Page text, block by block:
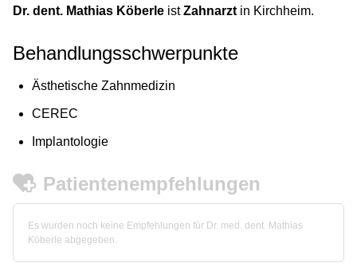
Dr. dent. Mathias Köberle istZahnarzt in Kirchheim.
Behandlungsschwerpunkte
Ästhetische Zahnmedizin
CEREC
Implantologie
Patientenempfehlungen
Es wurden noch keine Empfehlungen für Dr. med. dent. Mathias
Köberle abgegeben.